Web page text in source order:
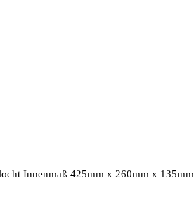
Innenmaß 425mm x 260mm x 135mm